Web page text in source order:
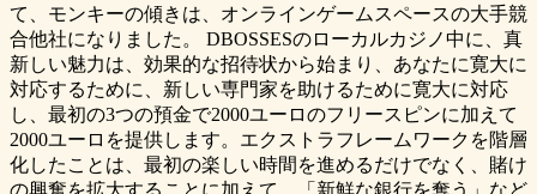
て、モンキーの傾きは、オンラインゲームスペースの大手競
合他社になりました。 DBOSSESのローカルカジノ中に、真
新しい魅力は、効果的な招待状から始まり、あなたに寛大に
対応するために、新しい専門家を助けるために寛大に対応
し、最初の3つの預金で2000ユーロのフリースピンに加えて
2000ユーロを提供します。エクストラフレームワークを階層
化したことは、最初の楽しい時間を進めるだけでなく、賭け
の興奮を拡大することに加えて、「新鮮な銀行を奪う」など